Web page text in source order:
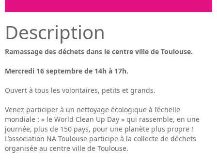
Description
Ramassage des déchets dans le centre ville de Toulouse.
Mercredi 16 septembre de 14h à 17h.
Ouvert à tous les volontaires, petits et grands.
Venez participer à un nettoyage écologique à l’échelle
mondiale : « le World Clean Up Day » qui rassemble, en une
journée, plus de 150 pays, pour une planète plus propre !
L’association NA Toulouse participe à la collecte de déchets
organisée au centre ville de Toulouse.